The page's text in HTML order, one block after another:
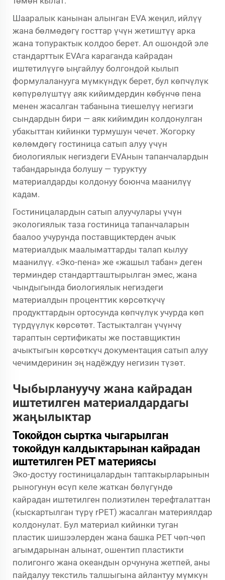
Шааралык канынан алынган EVA жеңил, ийлүү
жана бөлмөдөгү госттар үчүн жетиштүү арка
жана топурактык колдоо берет. Ал ошондой эле
стандарттык EVAга караганда кайрадан
иштетилүүгө ыңгайлуу болгондой кылып
формулаланууга мүмкүндүк берет, бул көпчүлүк
көпүрөлүштүү аяк кийимдердин көбүнчө пена
менен жасалган табанына тиешелүү негизги
сындардын бири — аяк кийимдин колдонулган
убакыттан кийинки турмушун чечет. Жогорку
көлөмдөгү гостиница сатып алуу үчүн
биологиялык негиздеги EVAнын тапанчалардын
табандарында болушу — туруктуу
материалдарды колдонуу боюнча маанилүү
кадам.
Гостиницалардын сатып алуучулары үчүн
экологиялык таза гостиница тапанчаларын
баалоо учурунда поставщиктерден ачык
материалдык маалыматтарды талап кылуу
маанилүү. «Эко-пена» же «жашыл табан» деген
терминдер стандартташтырылган эмес, жана
чындыгында биологиялык негиздеги
материалдын проценттик көрсөткүчү
продукттардын ортосунда көпчүлүк учурда көп
түрдүүлүк көрсөтөт. Тастыкталган үчүнчү
тараптын сертификаты же поставщиктин
ачыктыгын көрсөткүч документация сатып алуу
чечимдеринин эң надёждуу негизин түзөт.
Чыбырлануучу жана кайрадан
иштетилген материалдардагы
жаңылыктар
Токойдон сыртка чыгарылган
токойдун калдыктарынан кайрадан
иштетилген PET материясы
Эко-достуу гостиницалардын таптакырларынын
рыногунун өсүп келе жаткан бөлүгүндө
кайрадан иштетилген полиэтилен терефталаттан
(кыскартылган түрү rPET) жасалган материялдар
колдонулат. Бул материал кийинки туган
пластик шишээлерден жана башка PET чөп-чөп
агымдарынан алынат, ошентип пластикти
полигонго жана океандын орчунуна жетпей, аны
пайдалуу текстиль талшыгына айлантуу мүмкүн